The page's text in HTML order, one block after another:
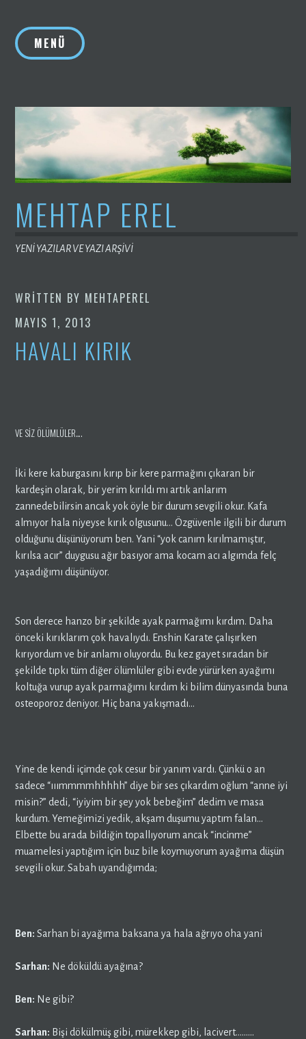
MENÜ
MEHTAP EREL
YENİ YAZILAR VE YAZI ARŞİVİ
WRITTEN BY MEHTAPEREL
MAYIS 1, 2013
HAVALI KIRIK
VE SIZ ÖLÜMLÜLER….
İki kere kaburgasını kırıp bir kere parmağını çıkaran bir
kardeşin olarak, bir yerim kırıldı mı artık anlarım
zannedebilirsin ancak yok öyle bir durum sevgili okur. Kafa
almıyor hala niyeyse kırık olgusunu… Özgüvenle ilgili bir durum
olduğunu düşünüyorum ben. Yani “yok canım kırılmamıştır,
kırılsa acır” duygusu ağır basıyor ama kocam acı algımda felç
yaşadığımı düşünüyor.
Son derece hanzo bir şekilde ayak parmağımı kırdım. Daha
önceki kırıklarım çok havalıydı. Enshin Karate çalışırken
kırıyordum ve bir anlamı oluyordu. Bu kez gayet sıradan bir
şekilde tıpkı tüm diğer ölümlüler gibi evde yürürken ayağımı
koltuğa vurup ayak parmağımı kırdım ki bilim dünyasında buna
osteoporoz deniyor. Hiç bana yakışmadı…
Yine de kendi içimde çok cesur bir yanım vardı. Çünkü o an
sadece “ııımmmmhhhhh” diye bir ses çıkardım oğlum “anne iyi
misin?” dedi, “iyiyim bir şey yok bebeğim” dedim ve masa
kurdum. Yemeğimizi yedik, akşam duşumu yaptım falan…
Elbette bu arada bildiğin topallıyorum ancak “incinme”
muamelesi yaptığım için buz bile koymuyorum ayağıma düşün
sevgili okur. Sabah uyandığımda;
Ben: Sarhan bi ayağıma baksana ya hala ağrıyo oha yani
Sarhan: Ne döküldü ayağına?
Ben: Ne gibi?
Sarhan: Bişi dökülmüş gibi, mürekkep gibi, lacivert………